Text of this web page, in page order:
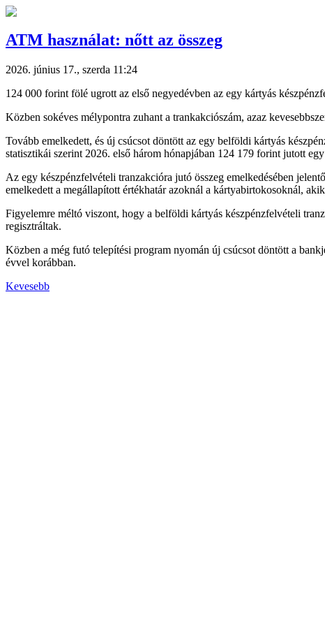
ATM használat: nőtt az összeg
2026. június 17., szerda 11:24
124 000 forint fölé ugrott az első negyedévben az egy kártyás
Közben sokéves mélypontra zuhant a trankakciószám, azaz
Tovább emelkedett, és új csúcsot döntött az egy belföldi kártyás
statisztikái szerint 2026. első három hónapjában 124 179 forint jutott
Az egy készpénzfelvételi tranzakcióra jutó összeg emelkedésében
emelkedett a megállapított értékhatár azoknál a kártyabirtokosoknál,
Figyelemre méltó viszont, hogy a belföldi kártyás készpénzfelvételi
regisztráltak.
Közben a még futó telepítési program nyomán új csúcsot döntött a
évvel korábban.
Kevesebb